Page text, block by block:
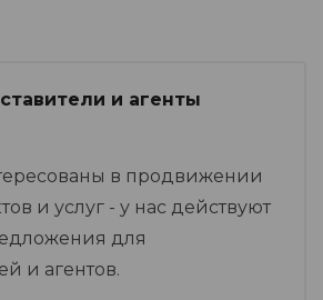
и агенты
в продвижении
и услуг - у нас действуют
для
и агентов.